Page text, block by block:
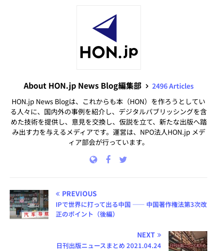
About HON.jp News Blog編集部
2496 Articles
HON.jp News Blogは、これからも本（HON）を作ろうとしてい
る人々に、国内外の事例を紹介し、デジタルパブリッシングを含
めた技術を提供し、意見を交換し、仮説を立て、新たな出版へ踏
み出す力を与えるメディアです。運営は、NPO法人HON.jp メデ
ィア部会が行っています。
PREVIOUS
IPで世界に打って出る中国 ―― 中国著作権法第3次改
正のポイント（後編）
NEXT
日刊出版ニュースまとめ 2021.04.24